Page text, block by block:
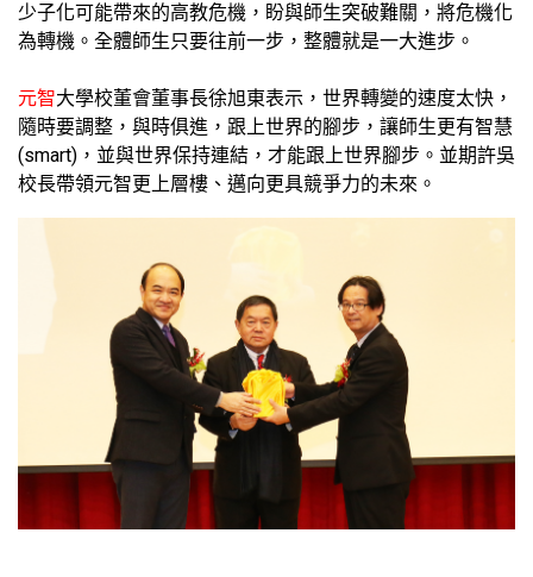
少子化可能帶來的高教危機，盼與師生突破難關，將危機化
為轉機。全體師生只要往前一步，整體就是一大進步。
元智大學校董會董事長徐旭東表示，世界轉變的速度太快，
隨時要調整，與時俱進，跟上世界的腳步，讓師生更有智慧
(smart)，並與世界保持連結，才能跟上世界腳步。並期許吳
校長帶領元智更上層樓、邁向更具競爭力的未來。